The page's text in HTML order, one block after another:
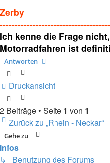
Zerby
Ich kenne die Frage
Motorradfahren ist
Antworten
Druckansicht
2 Beiträge • Seite 1 von 1
Zurück zu „Rhein - Neckar“
Gehe zu
Infos
↳ Benutzung des Forums